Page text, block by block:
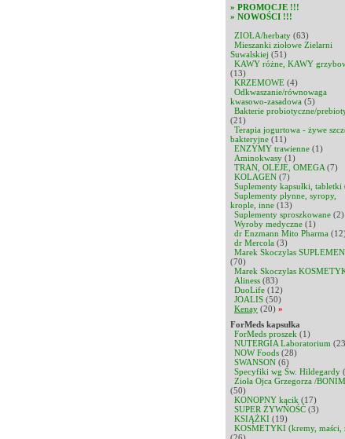
» PROMOCJE !!!
» NOWOŚCI !!!
ZIOŁA/herbaty (63)
Mieszanki ziołowe Zielarni
Suwalskiej (51)
KAWY różne, KAWY
(13)
KRZEMOWE (4)
Odkwaszanie/równowaga
kwasowo-zasadowa (5)
Bakterie probiotyczne/
(21)
Terapia jogurtowa - żywe
bakteryjne (11)
ENZYMY trawienne (1)
Aminokwasy (1)
TRAN, OLEJE, OMEGA (7)
KOLAGEN (7)
Suplementy kapsułki, tabletki
Suplementy płynne, syropy,
krople, inne (13)
Suplementy sproszkowane (2)
Wyroby medyczne (1)
dr Enzmann Mito Pharma
dr Mercola (3)
Marek Skoczylas
(70)
Marek Skoczylas
Aliness (83)
DuoLife (12)
JOALIS (50)
Kenay (20) »
ForMeds kapsułka
ForMeds proszek (1)
NUTERGIA Laboratorium
NOW Foods (28)
SWANSON (6)
Specyfiki wg Św. Hildegardy
Zioła Ojca Grzegorza /
(50)
KONOPNY kącik (17)
SUPER ŻYWNOŚĆ (3)
KSIĄŻKI (19)
KOSMETYKI (kremy, maści,